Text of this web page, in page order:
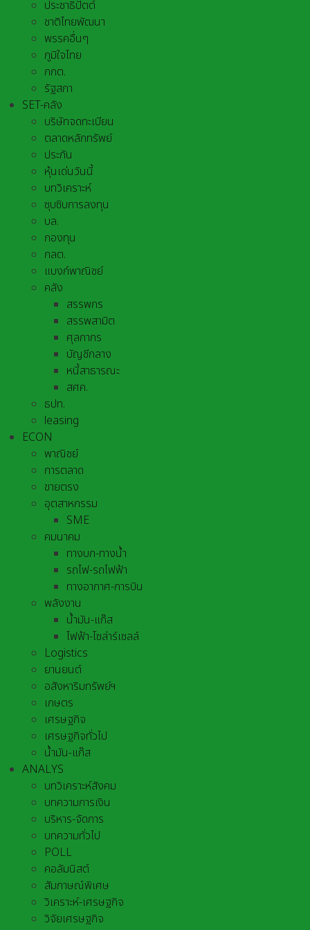
ประชาธิปัตต์
ชาติไทยพัฒนา
พรรคอื่นๆ
ภูมิใจไทย
กกต.
รัฐสภา
SET-คลัง
บริษัทจดทะเบียน
ตลาดหลักทรัพย์
ประกัน
หุ้นเด่นวันนี้
บทวิเคราะห์
ซุบซิบการลงทุน
บล.
กองทุน
กลต.
แบงก์พาณิชย์
คลัง
สรรพกร
สรรพสามิต
ศุลกากร
บัญชีกลาง
หนี้สาธารณะ
สศค.
ธปท.
leasing
ECON
พาณิชย์
การตลาด
ขายตรง
อุตสาหกรรม
SME
คมนาคม
ทางบก-ทางน้ำ
รถไฟ-รถไฟฟ้า
ทางอากาศ-การบิน
พลังงาน
น้ำมัน-แก๊ส
ไฟฟ้า-โซล่าร์เซลล์
Logistics
ยานยนต์
อสังหาริมทรัพย์ฯ
เกษตร
เศรษฐกิจ
เศรษฐกิจทั่วไป
น้ำมัน-แก๊ส
ANALYS
บทวิเคราะห์สังคม
บทความการเงิน
บริหาร-จัดการ
บทความทั่วไป
POLL
คอลัมนิสต์
สัมภาษณ์พิเศษ
วิเคราะห์-เศรษฐกิจ
วิจัยเศรษฐกิจ